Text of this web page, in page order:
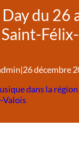
du 26
|26 décembre
dans la
Valois